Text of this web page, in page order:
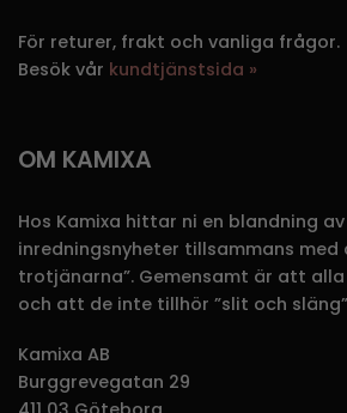
För returer, frakt och vanliga frågor.
Besök vår kundtjänstsida »
OM KAMIXA
Hos Kamixa hittar ni en blandning
inredningsnyheter tillsammans med
trotjänarna”. Gemensamt är att
och att de inte tillhör ”slit och
Kamixa AB
Burggrevegatan 29